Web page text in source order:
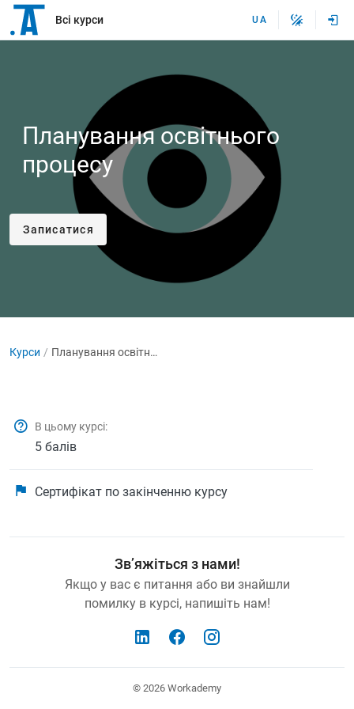
Всі курси UA
Планування освітнього
процесу
Записатися
Курси Планування освітнього процесу
В цьому курсі:
5 балів
Сертифікат по закінченню курсу
Зв’яжіться з нами!
Якщо у вас є питання або ви знайшли
помилку в курсі, напишіть нам!
© 2026 Workademy